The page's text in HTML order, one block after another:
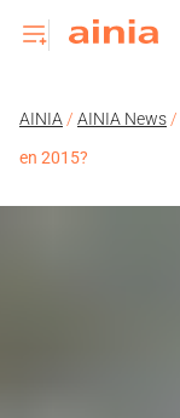
AINIA / AINIA News /
en 2015?